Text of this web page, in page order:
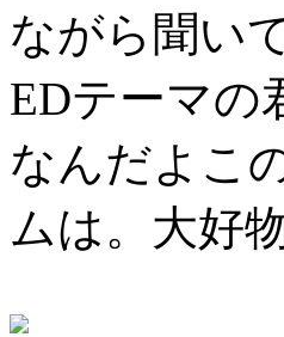
ながら聞い
EDテーマの
なんだよこ
ムは。大好